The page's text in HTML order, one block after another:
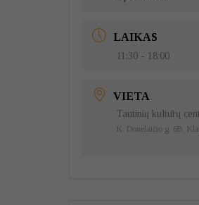
LAIKAS
11:30 - 18:00
VIETA
Tautinių kultūrų
K. Donelaičio g. 6B,